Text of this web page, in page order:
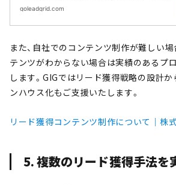
制作・CMS開発｜LeadGrid
goleadgrid.com
また、自社でのコンテンツ制作が難しい
テンツがわからない場合は実績のあるプ
します。GIGではリード獲得戦略の設計か
ンハウス化もご支援いたします。
リード獲得コンテンツ制作について｜株
5. 複数のリード獲得手法を